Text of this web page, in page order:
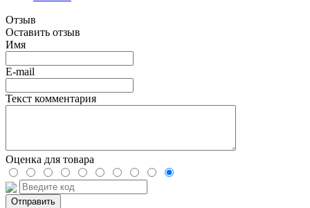
Отзыв
Оставить отзыв
Имя
E-mail
Текст комментария
Оценка для товара